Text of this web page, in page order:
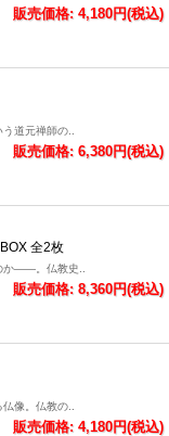
販売価格: 4,180円(税込)
道元禅師の..
販売価格: 6,380円(税込)
全2枚
か――。仏教史..
販売価格: 8,360円(税込)
像。仏教の..
販売価格: 4,180円(税込)